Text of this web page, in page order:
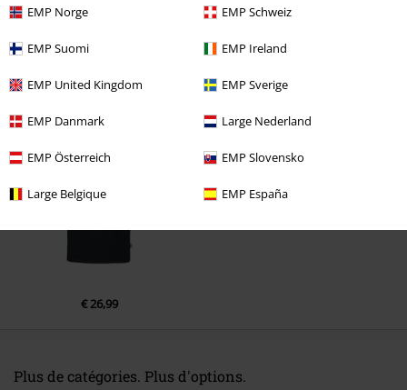
EMP Norge EMP Schweiz
EMP Suomi EMP Ireland
EMP United Kingdom EMP Sverige
EMP Danmark Large Nederland
EMP Österreich EMP Slovensko
Large Belgique EMP España
Commentaire
€ 26,99
Plus de catégories. Plus d'options.